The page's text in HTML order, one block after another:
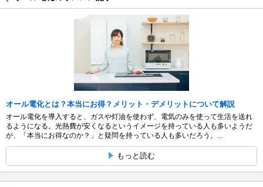
オール電化とは？本当にお得？メリット・デメリットについて解説
オール電化を導入すると、ガスや灯油を使わず、電気のみを使って生活を送れ
るようになる。光熱費が安くなるというイメージを持っている人も多いようだ
が、「本当にお得なのか？」と疑問を持っている人も多いだろう。...
もっと読む